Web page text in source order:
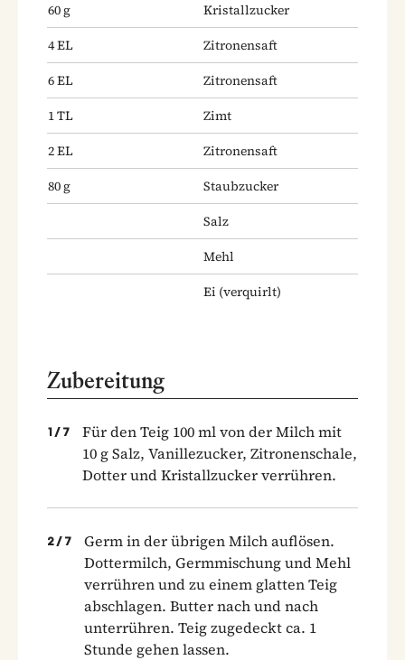
60g
Kristallzucker
4EL
Zitronensaft
6EL
Zitronensaft
1TL
Zimt
2EL
Zitronensaft
80g
Staubzucker
Salz
Mehl
Ei (verquirlt)
Zubereitung
1 / 7
Für den Teig 100 ml von der Milch mit
10 g Salz, Vanillezucker, Zitronenschale,
Dotter und Kristallzucker verrühren.
2 / 7
Germ in der übrigen Milch auflösen.
Dottermilch, Germmischung und Mehl
verrühren und zu einem glatten Teig
abschlagen. Butter nach und nach
unterrühren. Teig zugedeckt ca. 1
Stunde gehen lassen.